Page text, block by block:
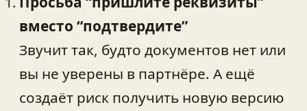
вместо “подтвердите”
Звучит так, будто документов нет или
вы не уверены в партнёре. А ещё
создаёт риск получить новую версию